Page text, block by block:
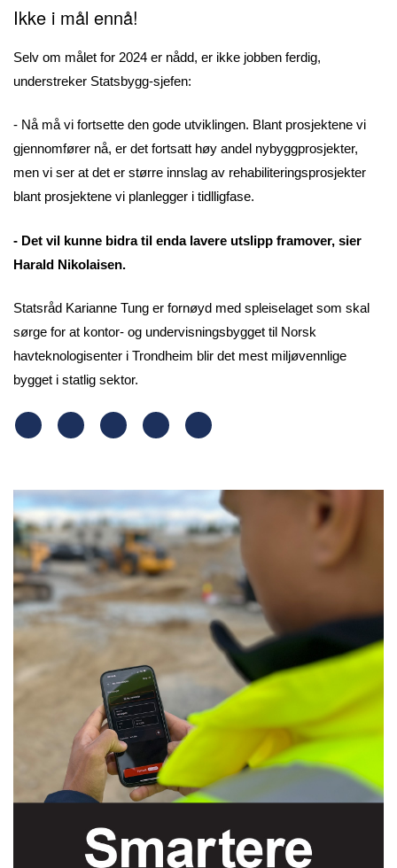
Ikke i mål ennå!
Selv om målet for 2024 er nådd, er ikke jobben ferdig,
understreker Statsbygg-sjefen:
- Nå må vi fortsette den gode utviklingen. Blant prosjektene vi
gjennomfører nå, er det fortsatt høy andel nybyggprosjekter,
men vi ser at det er større innslag av rehabiliteringsprosjekter
blant prosjektene vi planlegger i tidlligfase.
- Det vil kunne bidra til enda lavere utslipp framover, sier
Harald Nikolaisen.
Statsråd Karianne Tung er fornøyd med spleiselaget som skal
sørge for at kontor- og undervisningsbygget til Norsk
havteknologisenter i Trondheim blir det mest miljøvennlige
bygget i statlig sektor.